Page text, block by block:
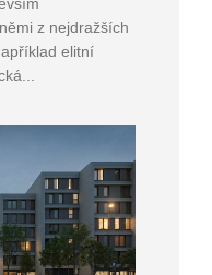
z nejdražších
elitní